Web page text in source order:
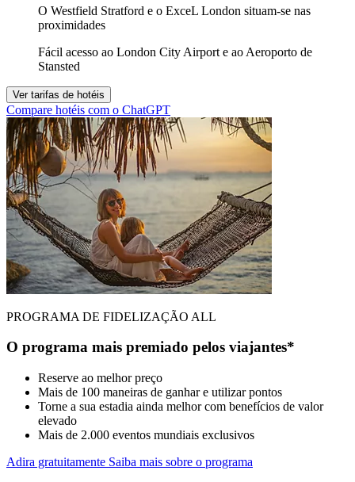
O Westfield Stratford e o ExceL London situam-se nas
proximidades
Fácil acesso ao London City Airport e ao Aeroporto de
Stansted
Ver tarifas de hotéis
Compare hotéis com o ChatGPT
PROGRAMA DE FIDELIZAÇÃO ALL
O programa mais premiado pelos viajantes*
Reserve ao melhor preço
Mais de 100 maneiras de ganhar e utilizar pontos
Torne a sua estadia ainda melhor com benefícios de valor
elevado
Mais de 2.000 eventos mundiais exclusivos
Adira gratuitamente Saiba mais sobre o programa